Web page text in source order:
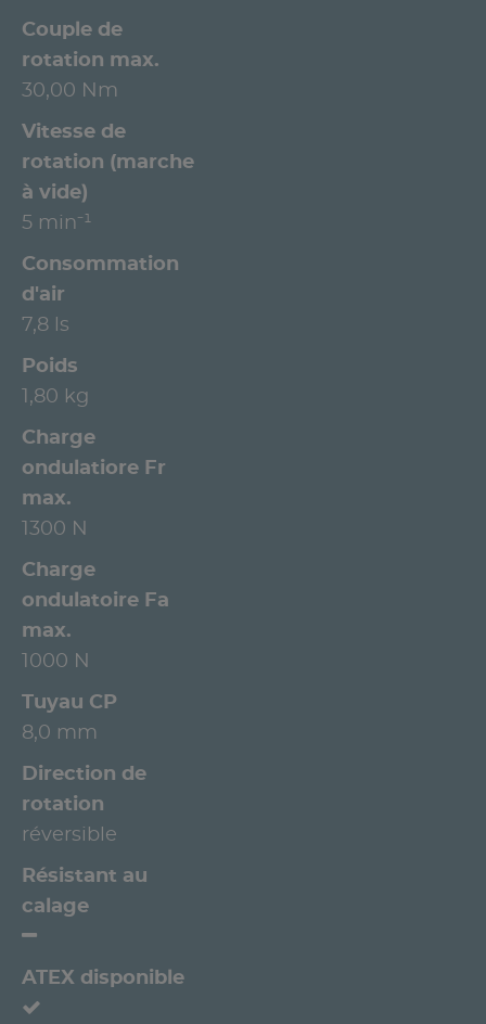
Couple de
rotation max.
30,00 Nm
Vitesse de
rotation (marche
à vide)
5 min⁻¹
Consommation
d'air
7,8 ls
Poids
1,80 kg
Charge
ondulatiore Fr
max.
1300 N
Charge
ondulatoire Fa
max.
1000 N
Tuyau CP
8,0 mm
Direction de
rotation
réversible
Résistant au
calage
ATEX disponible